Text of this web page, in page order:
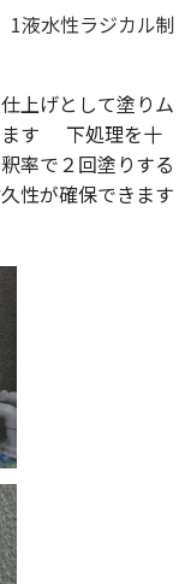
液水性ラジカル制
上げとして塗りム
す
下処理を十
率で２回塗りする
性が確保できます